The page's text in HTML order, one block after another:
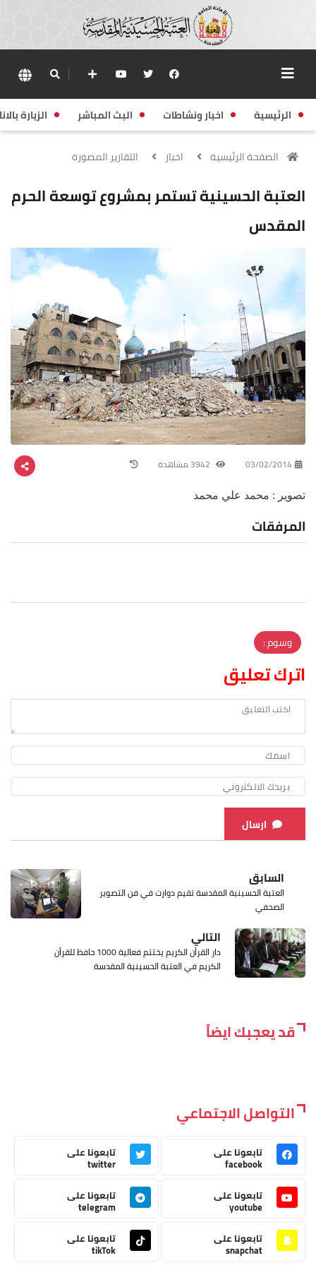
الرئيسية اخبار ونشاطات البث المباشر الزيارة
الصفحة الرئيسية اخبار التقارير المصورة
العتبة الحسينية تستمر بمشروع توسعة الحرم
المقدس
03/02/2014
تصوير : محمد علي محمد
المرفقات
وسوم :
اترك تعليق
ارسال
السابق
العتبة الحسينية المقدسة تقيم دوارت في فن التصوير
الصحفي
التالي
دار القرأن الكريم يختتم فعالية 1000 حافظ للقرأن
الكريم في العتبة الحسينية المقدسة
قد يعجبك ايضاً
التواصل الاجتماعي
تابعونا على
facebook
تابعونا على
twitter
تابعونا على
youtube
تابعونا على
telegram
تابعونا على
snapchat
تابعونا على
tikTok